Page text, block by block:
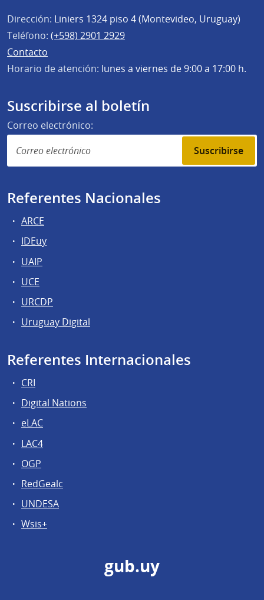
Dirección: Liniers 1324 piso 4 (Montevideo, Uruguay)
Teléfono: (+598) 2901 2929
Contacto
Horario de atención: lunes a viernes de 9:00 a 17:00 h.
Suscribirse al boletín
Correo electrónico:
Suscribirse
Referentes Nacionales
ARCE
IDEuy
UAIP
UCE
URCDP
Uruguay Digital
Referentes Internacionales
CRI
Digital Nations
eLAC
LAC4
OGP
RedGealc
UNDESA
Wsis+
gub.uy